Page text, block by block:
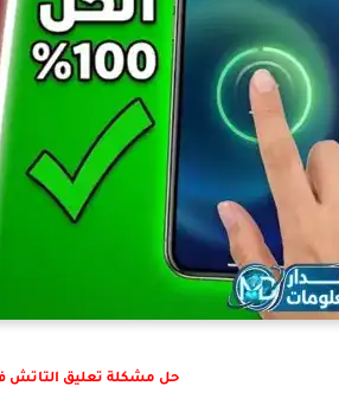
حل مشكلة تعليق التاتش